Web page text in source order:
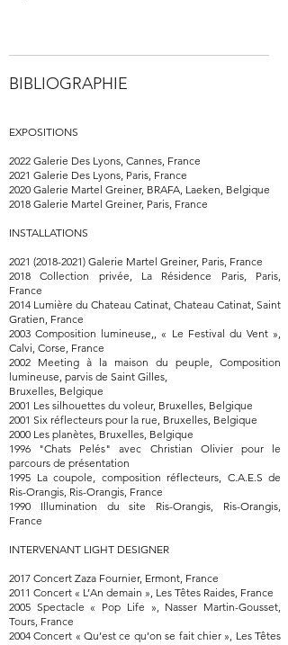
BIBLIOGRAPHIE
EXPOSITIONS
2022 Galerie Des Lyons, Cannes, France
2021 Galerie Des Lyons, Paris, France
2020 Galerie Martel Greiner, BRAFA, Laeken, Belgique
2018 Galerie Martel Greiner, Paris, France
INSTALLATIONS
2021 (2018-2021) Galerie Martel Greiner, Paris, France
2018 Collection privée, La Résidence Paris, Paris,
France
2014 Lumière du Chateau Catinat, Chateau Catinat, Saint
Gratien, France
2003 Composition lumineuse,, « Le Festival du Vent »,
Calvi, Corse, France
2002 Meeting à la maison du peuple, Composition
lumineuse, parvis de Saint Gilles,
Bruxelles, Belgique
2001 Les silhouettes du voleur, Bruxelles, Belgique
2001 Six réflecteurs pour la rue, Bruxelles, Belgique
2000 Les planètes, Bruxelles, Belgique
1996 "Chats Pelés" avec Christian Olivier pour le
parcours de présentation
1995 La coupole, composition réflecteurs, C.A.E.S de
Ris-Orangis, Ris-Orangis, France
1990 Illumination du site Ris-Orangis, Ris-Orangis,
France
INTERVENANT LIGHT DESIGNER
2017 Concert Zaza Fournier, Ermont, France
2011 Concert « L’An demain », Les Têtes Raides, France
2005 Spectacle « Pop Life », Nasser Martin-Gousset,
Tours, France
2004 Concert « Qu’est ce qu’on se fait chier », Les Têtes